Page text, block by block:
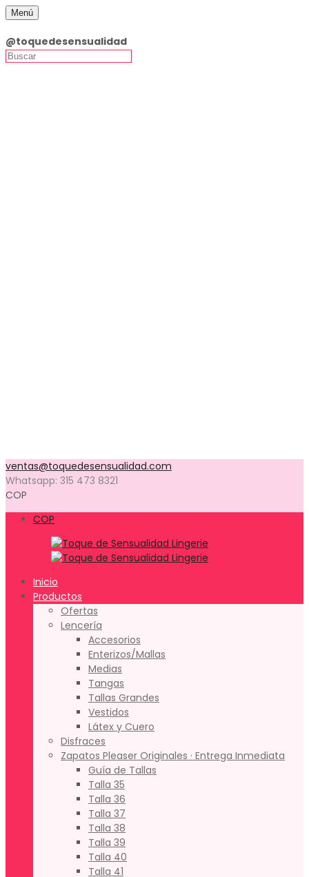
Menú
@toquedesensualidad
ventas@toquedesensualidad.com
Whatsapp: 315 473 8321
COP
COP
Inicio
Productos
Ofertas
Lencería
Accesorios
Enterizos/Mallas
Medias
Tangas
Tallas Grandes
Vestidos
Látex y Cuero
Disfraces
Zapatos Pleaser Originales · Entrega Inmediata
Guía de Tallas
Talla 35
Talla 36
Talla 37
Talla 38
Talla 39
Talla 40
Talla 41